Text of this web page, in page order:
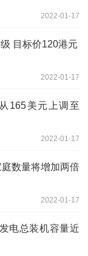
2022-01-17
目标价120港元
2022-01-17
165美元上调至
2022-01-17
数量将增加两倍
2022-01-17
电总装机容量近